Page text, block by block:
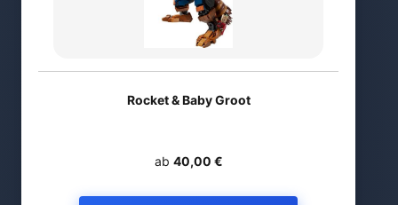
Rocket & Baby Groot
ab 40,00 €